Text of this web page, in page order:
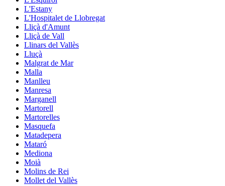
L'Estany
L'Hospitalet de Llobregat
Lliçà d'Amunt
Lliçà de Vall
Llinars del Vallès
Lluçà
Malgrat de Mar
Malla
Manlleu
Manresa
Marganell
Martorell
Martorelles
Masquefa
Matadepera
Mataró
Mediona
Moià
Molins de Rei
Mollet del Vallès